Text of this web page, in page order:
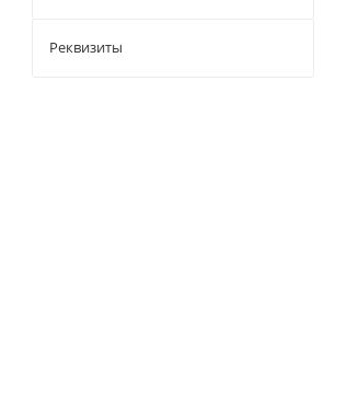
Реквизиты